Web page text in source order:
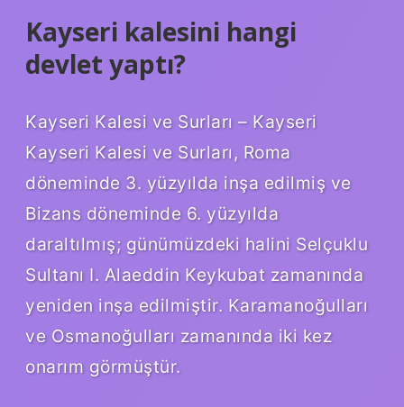
Kayseri kalesini hangi
devlet yaptı?
Kayseri Kalesi ve Surları – Kayseri
Kayseri Kalesi ve Surları, Roma
döneminde 3. yüzyılda inşa edilmiş ve
Bizans döneminde 6. yüzyılda
daraltılmış; günümüzdeki halini Selçuklu
Sultanı I. Alaeddin Keykubat zamanında
yeniden inşa edilmiştir. Karamanoğulları
ve Osmanoğulları zamanında iki kez
onarım görmüştür.